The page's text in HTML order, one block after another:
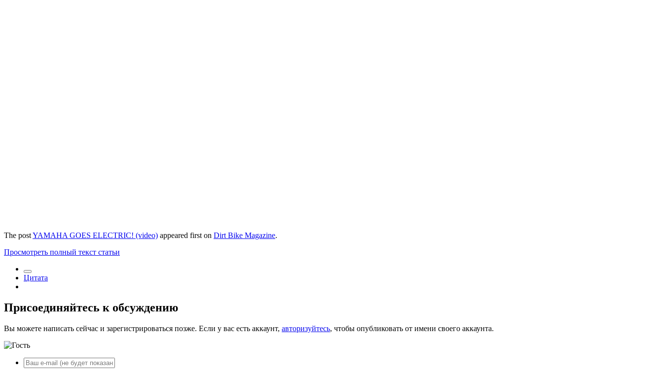
The postYAMAHA GOES ELECTRIC! (video) appeared first on Dirt Bike Magazine.
Просмотреть полный текст статьи
Цитата
Присоединяйтесь к обсуждению
Вы можете написать сейчас и зарегистрироваться позже. Если у вас есть аккаунт, авторизуйтесь, чтобы опубликовать от имени своего аккаунта.